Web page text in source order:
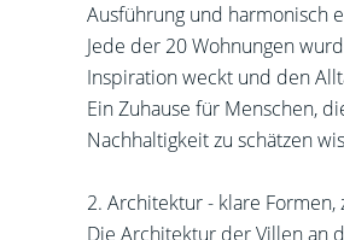
Ausführung und harmonisch
Jede der 20 Wohnungen
Inspiration weckt und den
Ein Zuhause für Menschen,
Nachhaltigkeit zu schätzen
2. Architektur - klare Formen,
Die Architektur der Villen an